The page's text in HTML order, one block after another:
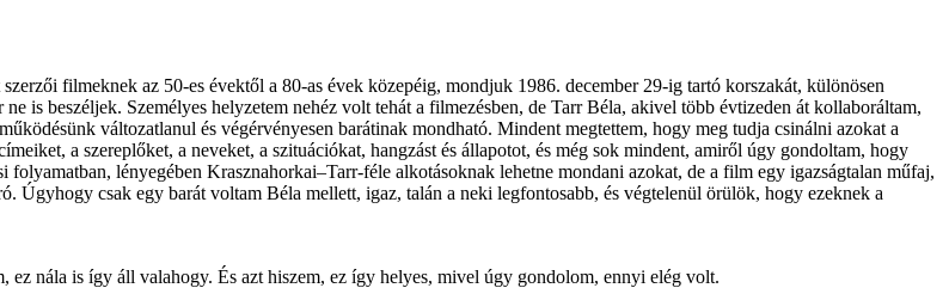
filmeknek az 50-es évektől a 80-as évek közepéig, mondjuk 1986. december 29-ig tartó korszakát, különösen
is beszéljek. Személyes helyzetem nehéz volt tehát a filmezésben, de Tarr Béla, akivel több évtizeden át kollaboráltam,
változatlanul és végérvényesen barátinak mondható. Mindent megtettem, hogy meg tudja csinálni azokat a
a szereplőket, a neveket, a szituációkat, hangzást és állapotot, és még sok mindent, amiről úgy gondoltam, hogy
lényegében Krasznahorkai–Tarr-féle alkotásoknak lehetne mondani azokat, de a film egy igazságtalan műfaj,
csak egy barát voltam Béla mellett, igaz, talán a neki legfontosabb, és végtelenül örülök, hogy ezeknek a
ez nála is így áll valahogy. És azt hiszem, ez így helyes, mivel úgy gondolom, ennyi elég volt.